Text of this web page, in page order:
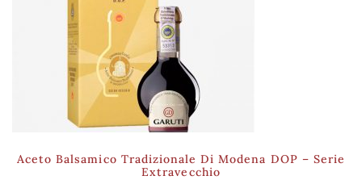
Aceto Balsamico Tradizionale Di Modena DOP – Serie
Extravecchio